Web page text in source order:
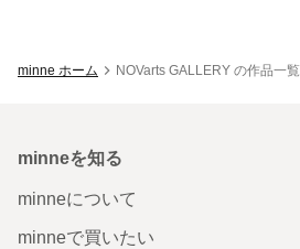
minne ホーム NOVarts GALLERY の作品一覧
minneを知る
minneについて
minneで買いたい